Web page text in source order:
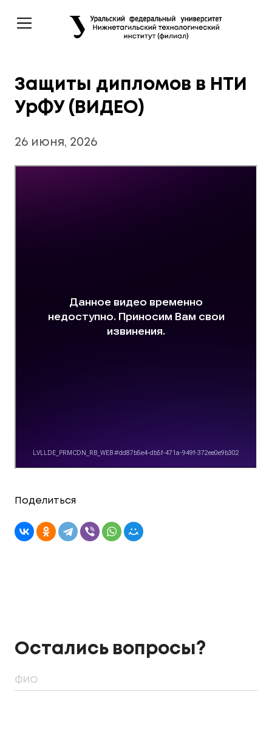
Защиты дипломов в НТИ
УрФУ (ВИДЕО)
26 июня, 2026
Поделиться
Остались вопросы?
ФИО